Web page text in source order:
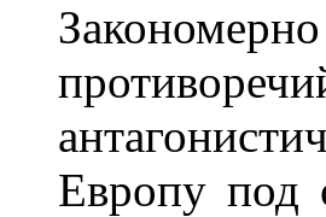
Европу под